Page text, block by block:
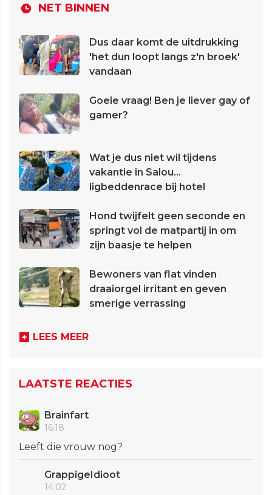
NET BINNEN
Dus daar komt de uitdrukking
'het dun loopt langs z'n broek'
vandaan
Goeie vraag! Ben je liever gay of
gamer?
Wat je dus niet wil tijdens
vakantie in Salou...
ligbeddenrace bij hotel
Hond twijfelt geen seconde en
springt vol de matpartij in om
zijn baasje te helpen
Bewoners van flat vinden
draaiorgel irritant en geven
smerige verrassing
LEES MEER
LAATSTE REACTIES
Brainfart
16:18
Leeft die vrouw nog?
GrappigeIdioot
14:02